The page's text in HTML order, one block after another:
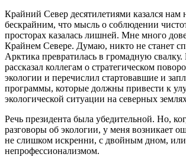
Крайний Север десятилетиями казался нам
бескрайним, что мысль о соблюдении
просторах казалась лишней. Мне много
Крайнем Севере. Думаю, никто не станет
Арктика превратилась в громадную
рассказал коллегам о стратегическом
экологии и перечислил стартовавшие и
программы, которые должны привести к
экологической ситуации на северных
Речь президента была убедительной. Но,
разговоры об экологии, у меня возникает
не слишком искренни, с двойным дном,
непрофессионализмом.